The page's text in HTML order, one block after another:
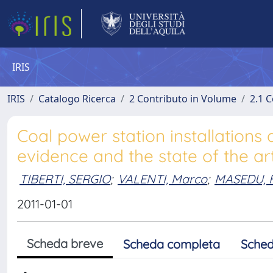
IRIS
IRIS Catalogo Ricerca 2 Contributo in Volume 2.1
Coal power station
evidence and the state of the
TIBERTI, SERGIO; VALENTI, Marco; MASEDU,
2011-01-01
Scheda breve Scheda completa